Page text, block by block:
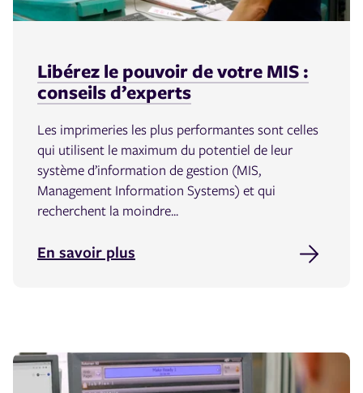
Libérez le pouvoir de votre MIS :
conseils d’experts
Les imprimeries les plus performantes sont celles
qui utilisent le maximum du potentiel de leur
système d’information de gestion (MIS,
Management Information Systems) et qui
recherchent la moindre...
En savoir plus